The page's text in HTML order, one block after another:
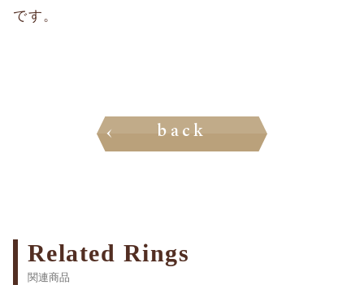
です。
back
Related Rings
関連商品